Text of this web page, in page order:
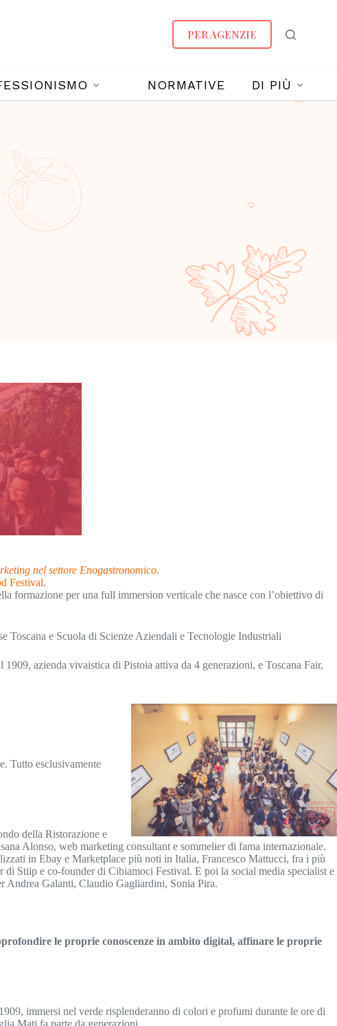
PER AGENZIE
NORMATIVE DI PIÙ
nel settore Enogastronomico.
Festival.
formazione per una full immersion verticale che nasce con l’obiettivo di
e Scuola di Scienze Aziendali e Tecnologie Industriali
azienda vivaistica di Pistoia attiva da 4 generazioni, e Toscana Fair,
Tutto esclusivamente
della Ristorazione e
Alonso, web marketing consultant e sommelier di fama internazionale.
in Ebay e Marketplace più noti in Italia, Francesco Mattucci, fra i più
Stiip e co-founder di Cibiamoci Festival. E poi la social media specialist e
Andrea Galanti, Claudio Gagliardini, Sonia Pira.
le proprie conoscenze in ambito digital, affinare le proprie
immersi nel verde risplenderanno di colori e profumi durante le ore di
Mati fa parte da generazioni.